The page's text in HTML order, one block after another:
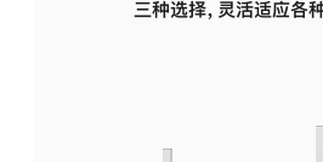
三种选择，灵活适应各